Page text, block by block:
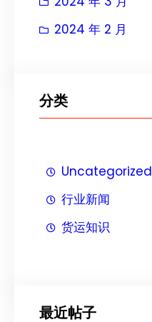
2024 年 2 月
分类
Uncategorized
行业新闻
货运知识
最近帖子